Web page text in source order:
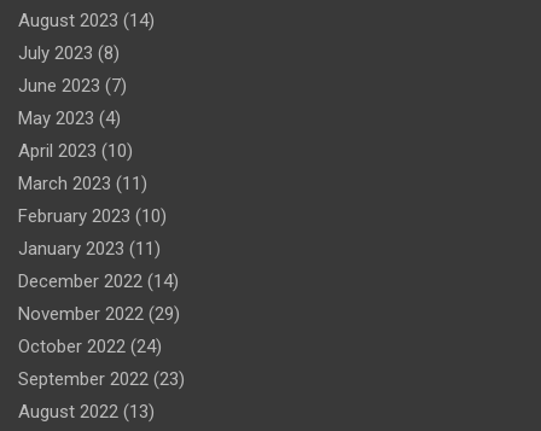
August 2023 (14)
July 2023 (8)
June 2023 (7)
May 2023 (4)
April 2023 (10)
March 2023 (11)
February 2023 (10)
January 2023 (11)
December 2022 (14)
November 2022 (29)
October 2022 (24)
September 2022 (23)
August 2022 (13)